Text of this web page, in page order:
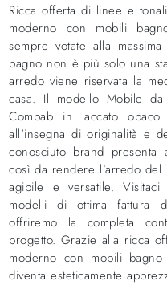
Ricca offerta di linee e
moderno con mobili
sempre votate alla
bagno non è più solo una
arredo viene riservata la
casa. Il modello Mobile
Compab in laccato
all'insegna di originalità e
conosciuto brand
così da rendere l’arredo del
agibile e versatile.
modelli di ottima fattura
offriremo la completa
progetto. Grazie alla ricca
moderno con mobili
diventa esteticamente